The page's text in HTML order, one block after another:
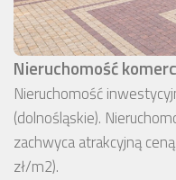
Nieruchomość
Nieruchomość
(dolnośląskie).
zachwyca atrakcyjną
zł/m2).